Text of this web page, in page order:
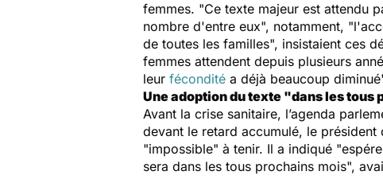
femmes. "Ce texte majeur est attendu
nombre d'entre eux", notamment, "l
de toutes les familles", insistaient ces
femmes attendent depuis plusieurs
leur fécondité a déjà beaucoup diminué
Une adoption du texte "dans les tous
Avant la crise sanitaire, l’agenda
devant le retard accumulé, le président
"impossible" à tenir. Il a indiqué "
sera dans les tous prochains mois",